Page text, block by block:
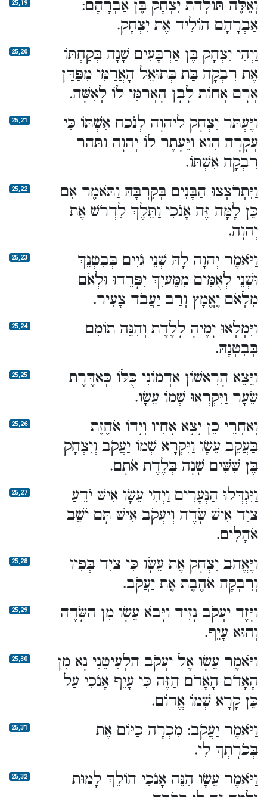
25,19
וְאֵלֶּה תּוֹלְדֹת יִצְחָק בֶּן אַבְרָהָם:
אַבְרָהָם הוֹלִיד אֶת יִצְחָק.
25,20
וַיְהִי יִצְחָק בֶּן אַרְבָּעִים שָׁנָה בְּקַחְתּוֹ
אֶת רִבְקָה בַּת בְּתוּאֵל הָאֲרַמִּי מִפַּדַּן
אֲרָם אֲחוֹת לָבָן הָאֲרַמִּי לוֹ לְאִשָּׁה.
25,21
וַיֶּעְתַּר יִצְחָק לַיהוָה לְנֹכַח אִשְׁתּוֹ כִּי
עֲקָרָה הִוא וַיֵּעָתֶר לוֹ יְהוָה וַתַּהַר
רִבְקָה אִשְׁתּוֹ.
25,22
וַיִּתְרֹצְצוּ הַבָּנִים בְּקִרְבָּהּ וַתֹּאמֶר אִם
כֵּן לָמָּה זֶּה אָנֹכִי וַתֵּלֶךְ לִדְרֹשׁ אֶת
יְהוָה.
25,23
וַיֹּאמֶר יְהוָה לָהּ שְׁנֵי גֹיִים בְּבִטְנֵךְ
וּשְׁנֵי לְאֻמִּים מִמֵּעַיִךְ יִפָּרֵדוּ וּלְאֹם
מִלְאֹם יֶאֱמָץ וְרַב יַעֲבֹד צָעִיר.
25,24
וַיִּמְלְאוּ יָמֶיהָ לָלֶדֶת וְהִנֵּה תוֹמִם
בְּבִטְנָהּ.
25,25
וַיֵּצֵא הָרִאשׁוֹן אַדְמוֹנִי כֻּלּוֹ כְּאַדֶּרֶת
שֵׂעָר וַיִּקְרְאוּ שְׁמוֹ עֵשָׂו.
25,26
וְאַחֲרֵי כֵן יָצָא אָחִיו וְיָדוֹ אֹחֶזֶת
בַּעֲקֵב עֵשָׂו וַיִּקְרָא שְׁמוֹ יַעֲקֹב וְיִצְחָק
בֶּן שִׁשִּׁים שָׁנָה בְּלֶדֶת אֹתָם.
25,27
וַיִּגְדְּלוּ הַנְּעָרִים וַיְהִי עֵשָׂו אִישׁ יֹדֵעַ
צַיִד אִישׁ שָׂדֶה וְיַעֲקֹב אִישׁ תָּם יֹשֵׁב
אֹהָלִים.
25,28
וַיֶּאֱהַב יִצְחָק אֶת עֵשָׂו כִּי צַיִד בְּפִיו
וְרִבְקָה אֹהֶבֶת אֶת יַעֲקֹב.
25,29
וַיָּזֶד יַעֲקֹב נָזִיד וַיָּבֹא עֵשָׂו מִן הַשָּׂדֶה
וְהוּא עָיֵף.
25,30
וַיֹּאמֶר עֵשָׂו אֶל יַעֲקֹב הַלְעִיטֵנִי נָא מִן
הָאָדֹם הָאָדֹם הַזֶּה כִּי עָיֵף אָנֹכִי עַל
כֵּן קָרָא שְׁמוֹ אֱדוֹם.
25,31
וַיֹּאמֶר יַעֲקֹב: מִכְרָה כַיּוֹם אֶת
בְּכֹרָתְךָ לִי.
25,32
וַיֹּאמֶר עֵשָׂו הִנֵּה אָנֹכִי הוֹלֵךְ לָמוּת